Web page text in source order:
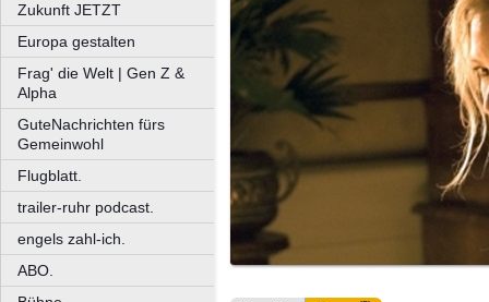
Zukunft JETZT
Europa gestalten
Frag' die Welt | Gen Z &
Alpha
GuteNachrichten fürs
Gemeinwohl
Flugblatt.
trailer-ruhr podcast.
engels zahl-ich.
ABO.